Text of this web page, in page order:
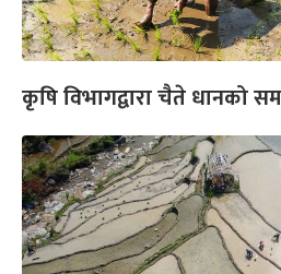
कृषि विभागद्वारा चैते धानको